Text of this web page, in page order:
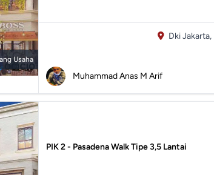
Usaha
Dki Jakarta,
Muhammad Anas M Arif
PIK 2 - Pasadena Walk Tipe 3,5 Lantai